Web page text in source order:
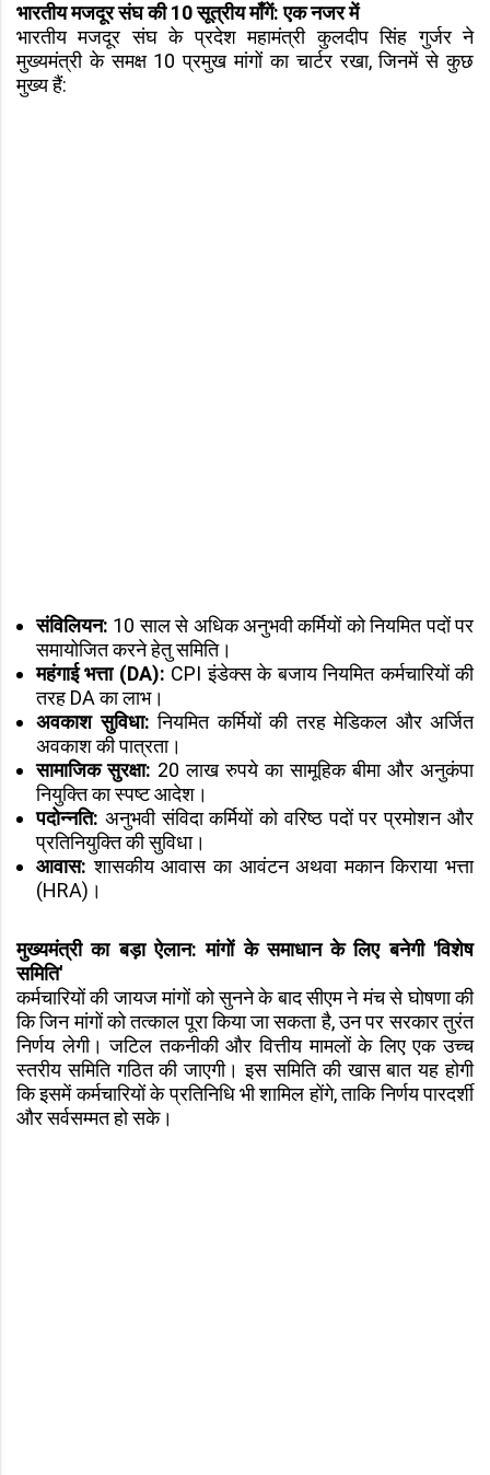
भारतीय मजदूर संघ की 10 सूत्रीय माँगें: एक नजर में
भारतीय मजदूर संघ के प्रदेश महामंत्री कुलदीप सिंह गुर्जर ने
मुख्यमंत्री के समक्ष 10 प्रमुख मांगों का चार्टर रखा, जिनमें से कुछ
मुख्य हैं:
संविलियन: 10 साल से अधिक अनुभवी कर्मियों को नियमित पदों पर
समायोजित करने हेतु समिति।
महंगाई भत्ता (DA): CPI इंडेक्स के बजाय नियमित कर्मचारियों की
तरह DA का लाभ।
अवकाश सुविधा: नियमित कर्मियों की तरह मेडिकल और अर्जित
अवकाश की पात्रता।
सामाजिक सुरक्षा: 20 लाख रुपये का सामूहिक बीमा और अनुकंपा
नियुक्ति का स्पष्ट आदेश।
पदोन्नति: अनुभवी संविदा कर्मियों को वरिष्ठ पदों पर प्रमोशन और
प्रतिनियुक्ति की सुविधा।
आवास: शासकीय आवास का आवंटन अथवा मकान किराया भत्ता
(HRA)।
मुख्यमंत्री का बड़ा ऐलान: मांगों के समाधान के लिए बनेगी 'विशेष
समिति'
कर्मचारियों की जायज मांगों को सुनने के बाद सीएम ने मंच से घोषणा की
कि जिन मांगों को तत्काल पूरा किया जा सकता है, उन पर सरकार तुरंत
निर्णय लेगी। जटिल तकनीकी और वित्तीय मामलों के लिए एक उच्च
स्तरीय समिति गठित की जाएगी। इस समिति की खास बात यह होगी
कि इसमें कर्मचारियों के प्रतिनिधि भी शामिल होंगे, ताकि निर्णय पारदर्शी
और सर्वसम्मत हो सके।